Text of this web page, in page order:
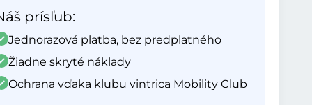
prísľub:
Jednorazová platba, bez predplatného
Žiadne skryté náklady
Ochrana vďaka klubu vintrica Mobility Club